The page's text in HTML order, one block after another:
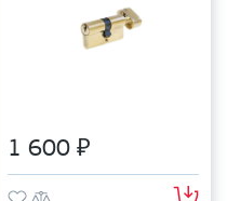
1 600 ₽